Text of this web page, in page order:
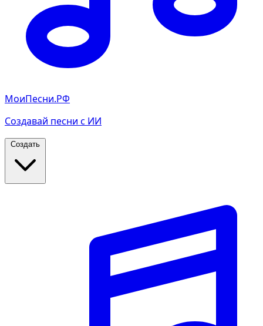
МоиПесни.РФ
Создавай песни с ИИ
Создать